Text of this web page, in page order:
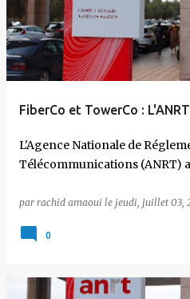
FiberCo et TowerCo :
L'Agence Nationale de
Télécommunications (ANRT)
par rachid amaoui le jeudi, juillet 03,
0